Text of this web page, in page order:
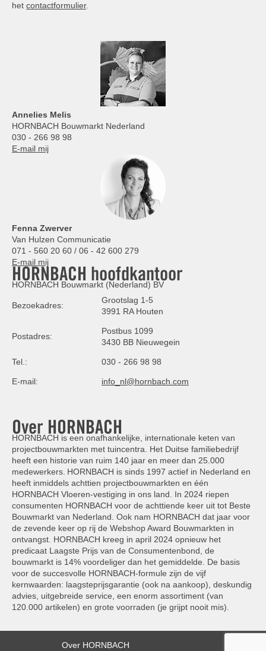
het contactformulier.
Annelies Melis
HORNBACH Bouwmarkt Nederland
030 - 266 98 98
E-mail mij
Fenna Zwerver
Van Hulzen Communicatie
071 - 560 20 60 / 06 - 42 600 279
E-mail mij
HORNBACH hoofdkantoor
HORNBACH Bouwmarkt (Nederland) BV
Bezoekadres:
Grootslag 1-5
3991 RA Houten
Postadres:
Postbus 1099
3430 BB Nieuwegein
Tel.: 030 - 266 98 98
E-mail: info_nl@hornbach.com
Over HORNBACH
HORNBACH is een onafhankelijke, internationale keten van
projectbouwmarkten met tuincentra. Het Duitse familiebedrijf
heeft een historie van ruim 140 jaar en meer dan 25.000
medewerkers. HORNBACH is sinds 1997 actief in Nederland en
heeft inmiddels achttien projectbouwmarkten en één
HORNBACH Vloeren-vestiging in ons land. In 2024 riepen
consumenten HORNBACH voor de achttiende keer uit tot Beste
Bouwmarkt van Nederland. Ook nam HORNBACH dat jaar voor
de zevende keer op rij de Webshop Award Bouwmarkten in
ontvangst. HORNBACH kreeg in april 2024 opnieuw het
predicaat Laagste Prijs van de Consumentenbond, de
bouwmarkt is 14% voordeliger dan het gemiddelde. De basis
voor de succesvolle HORNBACH-formule zijn de vijf
kernwaarden: laagsteprijsgarantie (ook na aankoop), deskundig
advies, uitgebreide service, een enorm assortiment (van
120.000 artikelen) en grote voorraden (je grijpt nooit mis).
Over HORNBACH